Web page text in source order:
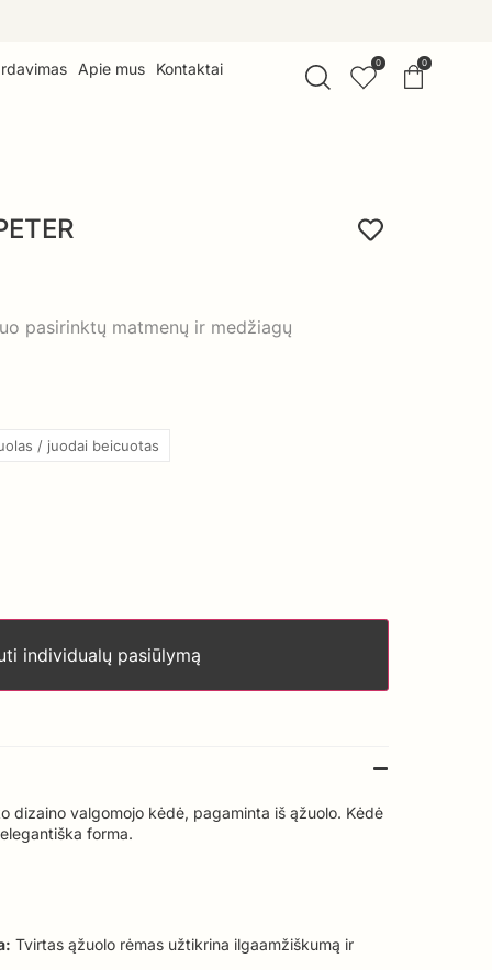
Apie mus Kontaktai 0 0
pasirinktų matmenų ir medžiagų
/ juodai beicuotas
individualų pasiūlymą
dizaino valgomojo kėdė, pagaminta iš ąžuolo. Kėdė
forma.
Tvirtas ąžuolo rėmas užtikrina ilgaamžiškumą ir